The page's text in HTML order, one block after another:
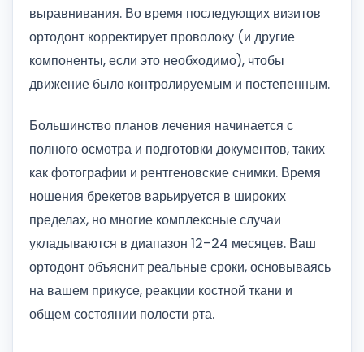
выравнивания. Во время последующих визитов
ортодонт корректирует проволоку (и другие
компоненты, если это необходимо), чтобы
движение было контролируемым и постепенным.
Большинство планов лечения начинается с
полного осмотра и подготовки документов, таких
как фотографии и рентгеновские снимки. Время
ношения брекетов варьируется в широких
пределах, но многие комплексные случаи
укладываются в диапазон 12-24 месяцев. Ваш
ортодонт объяснит реальные сроки, основываясь
на вашем прикусе, реакции костной ткани и
общем состоянии полости рта.